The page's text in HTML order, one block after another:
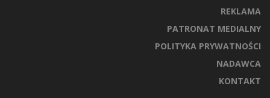
REKLAMA
PATRONAT MEDIALNY
POLITYKA PRYWATNOŚCI
NADAWCA
KONTAKT